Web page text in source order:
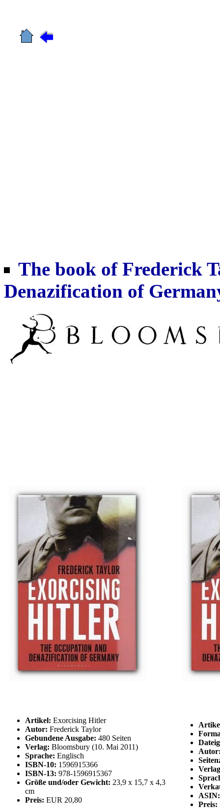
The book of Frederick
Denazification of
Artikel: Exorcising Hitler
Autor: Frederick Taylor
Gebundene Ausgabe: 480 Seiten
Verlag: Bloomsbury (10. Mai 2011)
Sprache: Englisch
ISBN-10: 1596915366
ISBN-13: 978-1596915367
Größe und/oder Gewicht: 23,9 x 15,7 x 4,3
cm
Preis: EUR 20,80
Preis: